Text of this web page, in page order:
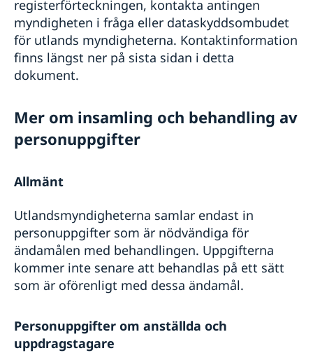
registerförteckningen, kontakta antingen
myndigheten i fråga eller dataskyddsombudet
för utlands­ myndigheterna. Kontaktinformation
finns längst ner på sista sidan i detta
dokument.
Mer om insamling och behandling av
personuppgifter
Allmänt
Utlandsmyndigheterna samlar endast in
personuppgifter som är nödvändiga för
ändamålen med behandlingen. Uppgifterna
kommer inte senare att behandlas på ett sätt
som är oförenligt med dessa ändamål.
Personuppgifter om anställda och
uppdragstagare